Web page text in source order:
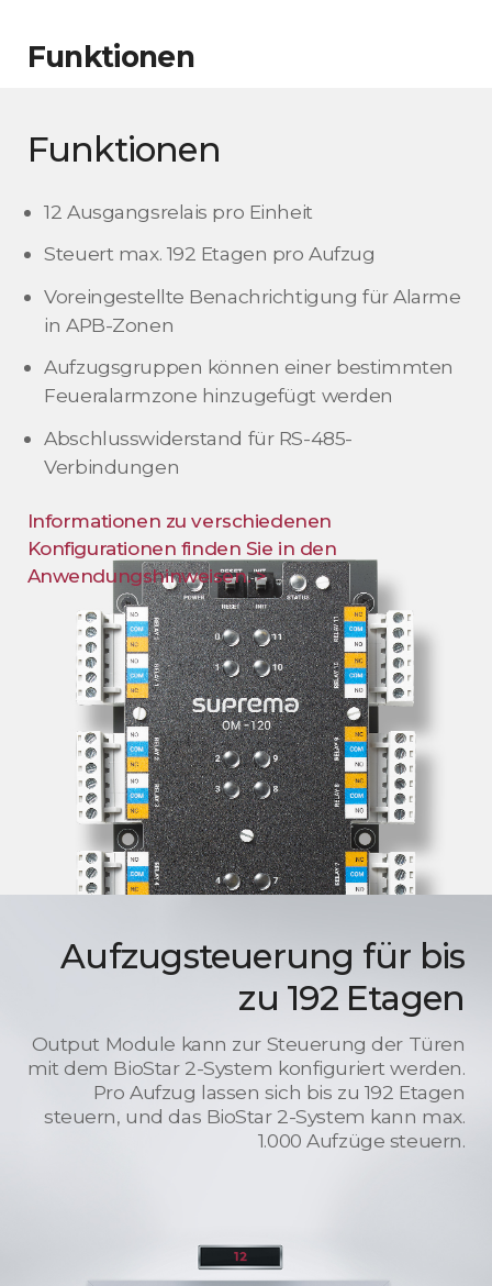
Funktionen
Funktionen
12 Ausgangsrelais pro Einheit
Steuert max. 192 Etagen pro Aufzug
Voreingestellte Benachrichtigung für Alarme
in APB-Zonen
Aufzugsgruppen können einer bestimmten
Feueralarmzone hinzugefügt werden
Abschlusswiderstand für RS-485-
Verbindungen
Informationen zu verschiedenen
Konfigurationen finden Sie in den
Anwendungshinweisen. >
Aufzugsteuerung für bis
zu 192 Etagen
Output Module kann zur Steuerung der Türen
mit dem BioStar 2-System konfiguriert werden.
Pro Aufzug lassen sich bis zu 192 Etagen
steuern, und das BioStar 2-System kann max.
1.000 Aufzüge steuern.